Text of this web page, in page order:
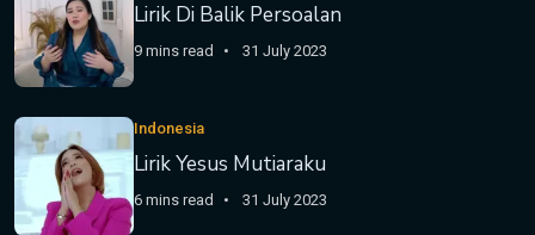
Lirik Di Balik Persoalan
9 mins read 31 July 2023
Indonesia
Lirik Yesus Mutiaraku
6 mins read 31 July 2023